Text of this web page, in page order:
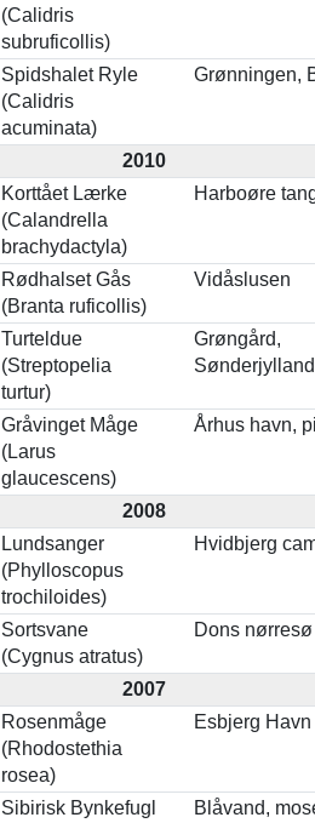
(Calidris
subruficollis)
Spidshalet Ryle
(Calidris
acuminata)
Grønningen,
2010
Korttået Lærke
(Calandrella
brachydactyla)
Harboøre
Rødhalset Gås
(Branta ruficollis)
Vidåslusen
Turteldue
(Streptopelia
turtur)
Grøngård,
Sønderjylland
Gråvinget Måge
(Larus
glaucescens)
Århus havn,
2008
Lundsanger
(Phylloscopus
trochiloides)
Hvidbjerg
Sortsvane
(Cygnus atratus)
Dons nørresø
2007
Rosenmåge
(Rhodostethia
rosea)
Esbjerg Havn
Sibirisk Bynkefugl
Blåvand,